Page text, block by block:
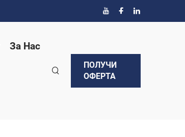
За Нас
ПОЛУЧИ
ОФЕРТА